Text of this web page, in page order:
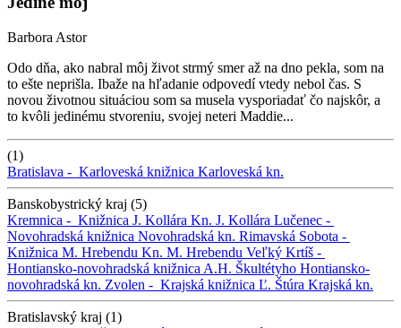
Barbora Astor
Odo dňa, ako nabral môj život strmý smer až na dno pekla, som na
to ešte neprišla. Ibaže na hľadanie odpovedí vtedy nebol čas. S
novou životnou situáciou som sa musela vysporiadať čo najskôr, a
to kvôli jedinému stvoreniu, svojej neteri Maddie...
(1)
Bratislava - Karloveská knižnica Karloveská kn.
Banskobystrický kraj (5)
Kremnica - Knižnica J. Kollára Kn. J. Kollára Lučenec -
Novohradská knižnica Novohradská kn. Rimavská Sobota -
Knižnica M. Hrebendu Kn. M. Hrebendu Veľký Krtíš -
Hontiansko-novohradská knižnica A.H. Škultétyho Hontiansko-
novohradská kn. Zvolen - Krajská knižnica Ľ. Štúra Krajská kn.
Bratislavský kraj (1)